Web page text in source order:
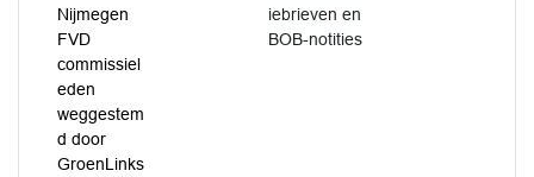
Nijmegen
FVD
commissiel
eden
weggestem
d door
GroenLinks
iebrieven en
BOB-notities